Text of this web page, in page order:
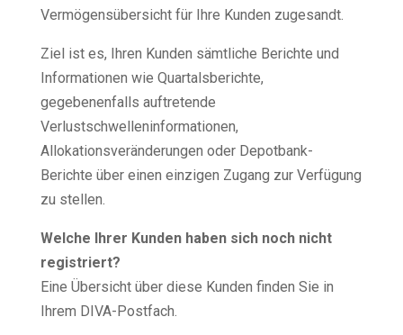
Vermögensübersicht für Ihre Kunden zugesandt.
Ziel ist es, Ihren Kunden sämtliche Berichte und
Informationen wie Quartalsberichte,
gegebenenfalls auftretende
Verlustschwelleninformationen,
Allokationsveränderungen oder Depotbank-
Berichte über einen einzigen Zugang zur Verfügung
zu stellen.
Welche Ihrer Kunden haben sich noch nicht
registriert?
Eine Übersicht über diese Kunden finden Sie in
Ihrem DIVA-Postfach.